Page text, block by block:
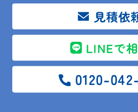
見積依
LINEで
0120-
リフォームメニュー
リフォーム相談舘について
LINEスピード見積
リフォームの知識